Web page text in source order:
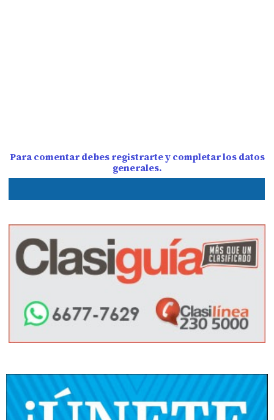
Para comentar debes registrarte y completar los datos
generales.